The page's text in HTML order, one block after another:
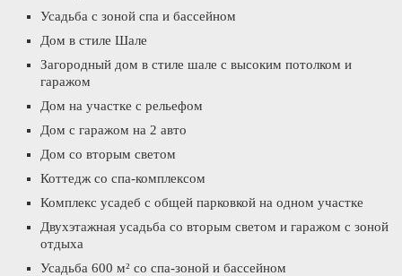
Усадьба с зоной спа и бассейном
Дом в стиле Шале
Загородный дом в стиле шале с высоким потолком и
гаражом
Дом на участке с рельефом
Дом с гаражом на 2 авто
Дом со вторым светом
Коттедж со спа-комплексом
Комплекс усадеб с общей парковкой на одном участке
Двухэтажная усадьба со вторым светом и гаражом с зоной
отдыха
Усадьба 600 м² со спа-зоной и бассейном